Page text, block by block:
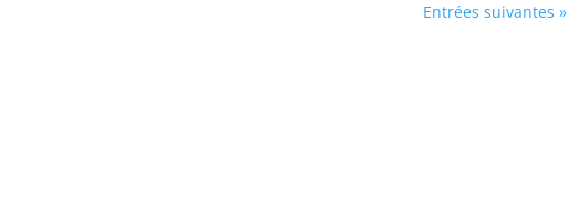
Entrées suivantes »